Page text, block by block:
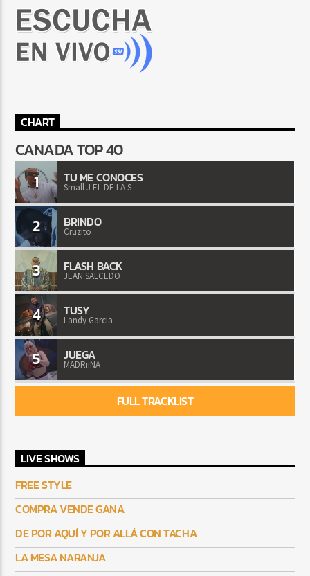
CHART
CANADA TOP 40
1 TU ME CONOCES
Small J EL DE LA S
2 BRINDO
Cruzito
3 FLASH BACK
JEAN SALCEDO
4 TUSY
Landy Garcia
5 JUEGA
MADRiiNA
FULL TRACKLIST
LIVE SHOWS
FREE STYLE
COMPRA VENDE GANA
DE POR AQUÍ Y POR ALLÁ CON TACHA
LA MESA NARANJA